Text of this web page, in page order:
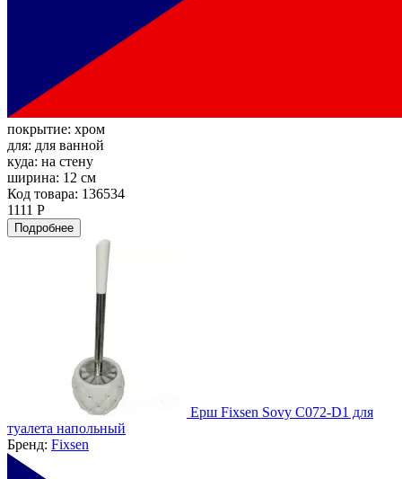
покрытие: хром
для: для ванной
куда: на стену
ширина: 12 см
Код товара: 136534
1111 Р
Подробнее
Ерш Fixsen Sovy C072-D1 для
туалета напольный
Бренд: Fixsen